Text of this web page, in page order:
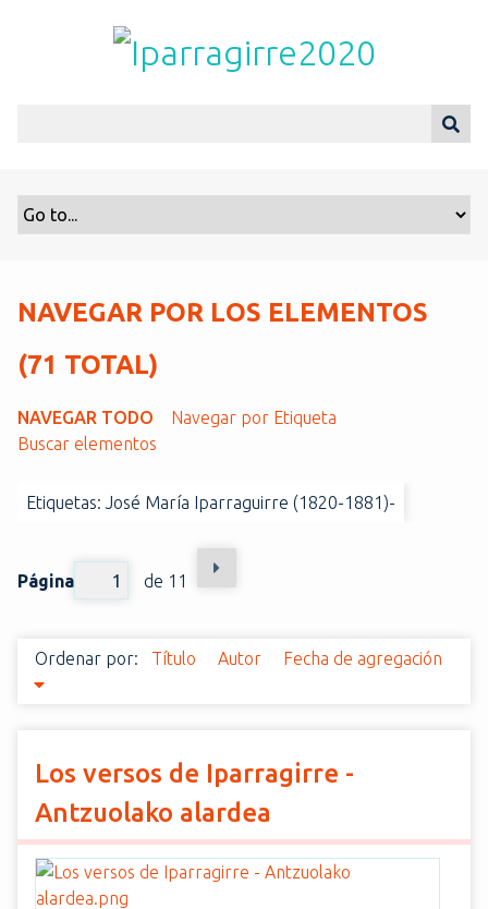
NAVEGAR POR LOS ELEMENTOS
(71 TOTAL)
NAVEGAR TODO
Navegar por Etiqueta
Buscar elementos
Etiquetas: José María Iparraguirre (1820-1881)-
Página de 11
Ordenar por: Título Autor Fecha de agregación
Los versos de Iparragirre -
Antzuolako alardea